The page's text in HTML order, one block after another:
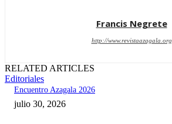
Francis Negrete
http://www.revistaazagala.org
RELATED ARTICLES
Editoriales
Encuentro Azagala 2026
julio 30, 2026